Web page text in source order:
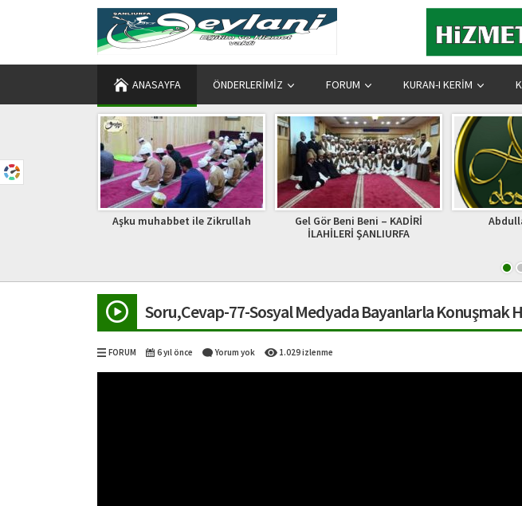
ANASAYFA ÖNDERLERIMIZ FORUM KURAN-I KERIM
Gel Gör Beni Beni – KADİRİ
Abdullah Yâfiî (k.s)
Soru,Cevap-77-Sosyal Medyada Bayanlarla Konuşmak
FORUM 6 yıl önce Yorum yok 1.029 izlenme